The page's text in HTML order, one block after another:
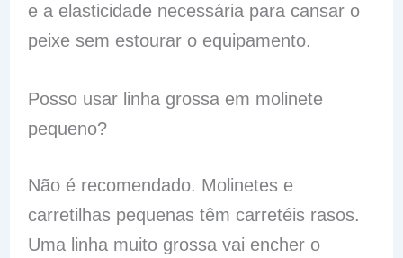
e a elasticidade necessária para cansar o
peixe sem estourar o equipamento.
Posso usar linha grossa em molinete
pequeno?
Não é recomendado. Molinetes e
carretilhas pequenas têm carretéis rasos.
Uma linha muito grossa vai encher o